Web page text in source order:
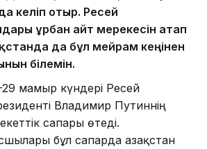
келіп отыр. Ресей
Құрбан айт мерекесін атап
да бұл мейрам кеңінен
білемін.
29 мамыр күндері Ресей
Владимир Путиннің
сапары өтеді.
бұл сапарда Қазақстан